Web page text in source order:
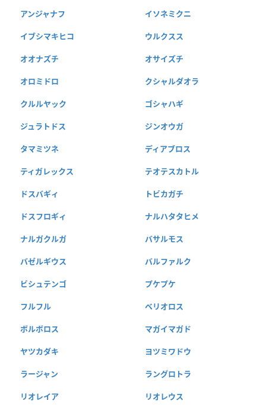
アンジャナフ イソネミクニ
イブシマキヒコ ウルクスス
オオナズチ オサイズチ
オロミドロ クシャルダオラ
クルルヤック ゴシャハギ
ジュラトドス ジンオウガ
タマミツネ ディアブロス
ティガレックス テオテスカトル
ドスバギィ トビカガチ
ドスフロギィ ナルハタタヒメ
ナルガクルガ バサルモス
バゼルギウス バルファルク
ビシュテンゴ プケプケ
フルフル ベリオロス
ボルボロス マガイマガド
ヤツカダキ ヨツミワドウ
ラージャン ラングロトラ
リオレイア リオレウス